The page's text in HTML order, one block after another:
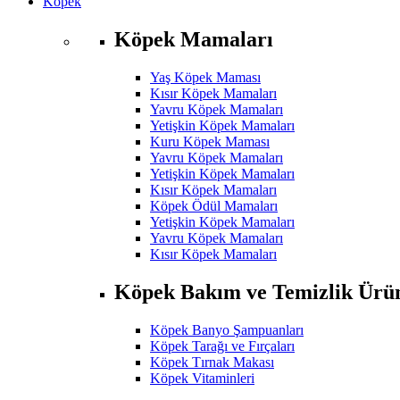
Köpek Mamaları
Yaş Köpek Maması
Kısır Köpek Mamaları
Yavru Köpek Mamaları
Yetişkin Köpek Mamaları
Kuru Köpek Maması
Yavru Köpek Mamaları
Yetişkin Köpek Mamaları
Kısır Köpek Mamaları
Köpek Ödül Mamaları
Yetişkin Köpek Mamaları
Yavru Köpek Mamaları
Kısır Köpek Mamaları
Köpek Bakım ve Temizlik
Köpek Banyo Şampuanları
Köpek Tarağı ve Fırçaları
Köpek Tırnak Makası
Köpek Vitaminleri